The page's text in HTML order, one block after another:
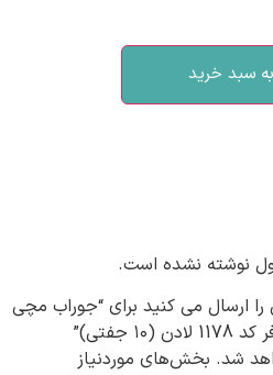
سبد خرید
نوشته نشده است.
را ارسال می کنید برای “جوراب مچی
جفتی)”
شد. بخش‌های موردنیاز